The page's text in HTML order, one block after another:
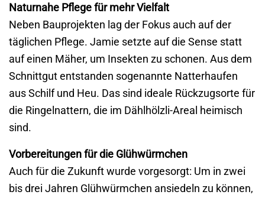
Naturnahe Pflege für mehr Vielfalt
Neben Bauprojekten lag der Fokus auch auf der
täglichen Pflege. Jamie setzte auf die Sense statt
auf einen Mäher, um Insekten zu schonen. Aus dem
Schnittgut entstanden sogenannte Natterhaufen
aus Schilf und Heu. Das sind ideale Rückzugsorte für
die Ringelnattern, die im Dählhölzli-Areal heimisch
sind.
Vorbereitungen für die Glühwürmchen
Auch für die Zukunft wurde vorgesorgt: Um in zwei
bis drei Jahren Glühwürmchen ansiedeln zu können,